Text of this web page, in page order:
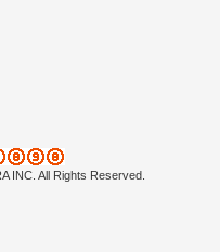
INC. All Rights Reserved.